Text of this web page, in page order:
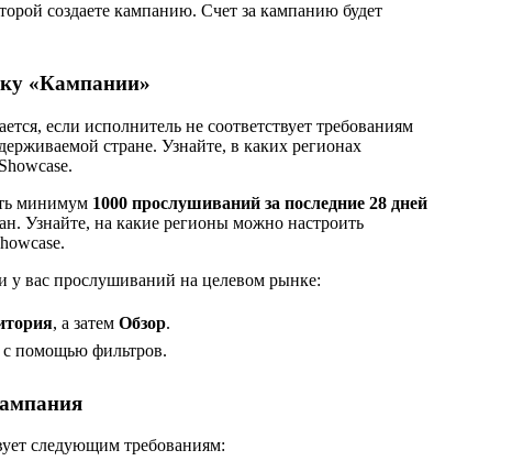
создаете кампанию. Счет за кампанию будет
«Кампании»
если исполнитель не соответствует требованиям
стране. Узнайте, в каких регионах
минимум 1000 прослушиваний за последние 28 дней
Узнайте, на какие регионы можно настроить
у вас прослушиваний на целевом рынке:
, а затем Обзор
помощью фильтров.
следующим требованиям: